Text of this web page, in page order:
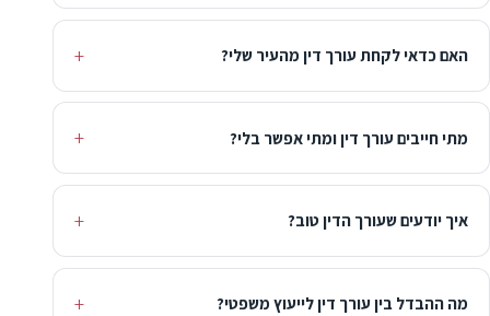
האם כדאי לקחת עורך דין מהעיר שלי?
מתי חייבים עורך דין ומתי אפשר בלי?
איך יודעים שעורך הדין טוב?
מה ההבדל בין עורך דין לייעוץ משפטי?